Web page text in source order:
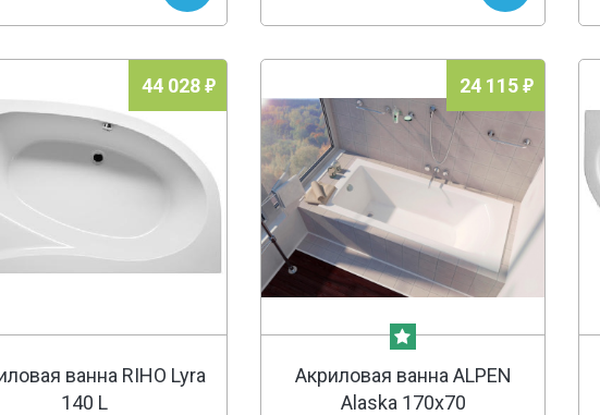
44 028
ванна RIHO Lyra
140 L
24 115
Акриловая ванна ALPEN
Alaska 170x70